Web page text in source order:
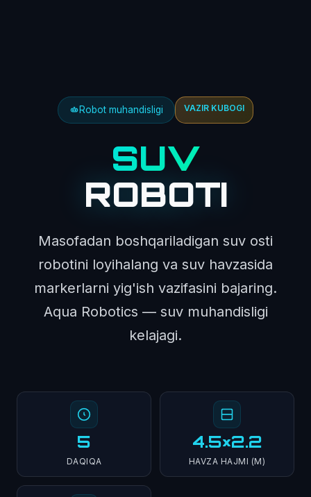
Robot muhandisligi VAZIR KUBOGI
SUV
ROBOTI
Masofadan boshqariladigan suv osti
robotini loyihalang va suv havzasida
markerlarni yig'ish vazifasini bajaring.
Aqua Robotics — suv muhandisligi
kelajagi.
5
DAQIQA
4.5×2.2
HAVZA HAJMI (M)